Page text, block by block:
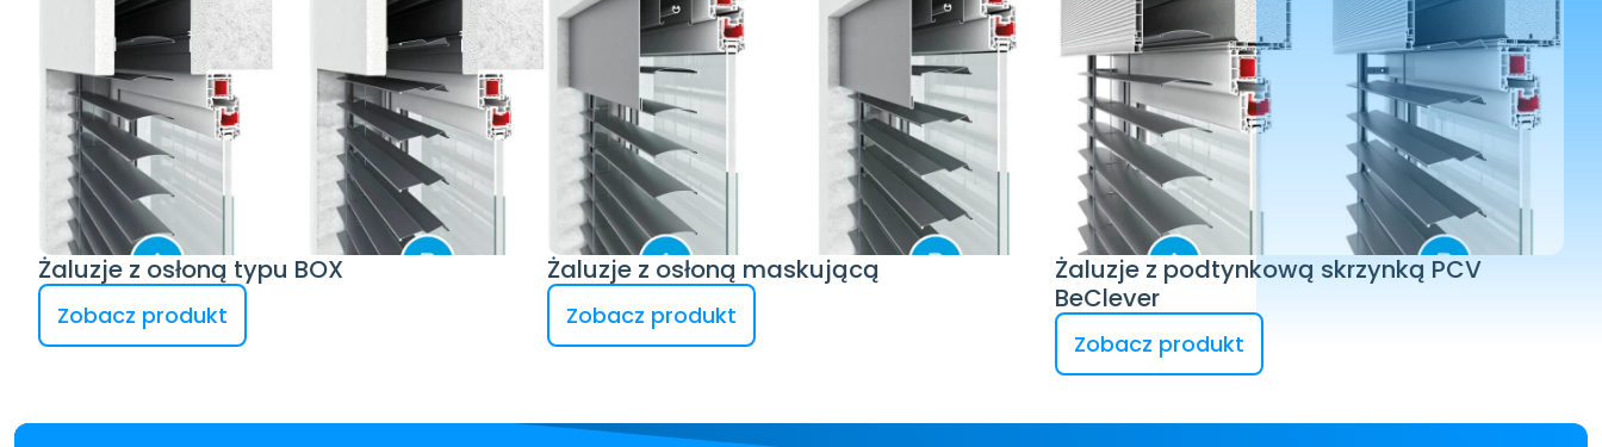
Żaluzje z osłoną typu BOX
Zobacz produkt
Żaluzje z osłoną maskującą
Zobacz produkt
Żaluzje z podtynkową skrzynką PCV
BeClever
Zobacz produkt